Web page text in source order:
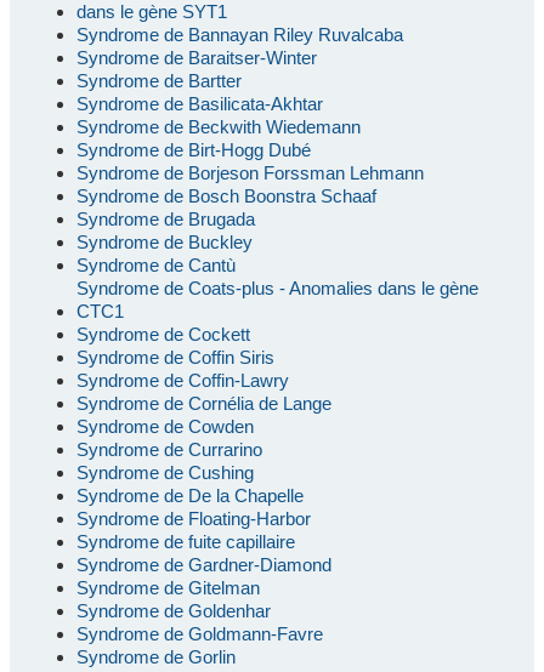
dans le gène SYT1
Syndrome de Bannayan Riley Ruvalcaba
Syndrome de Baraitser-Winter
Syndrome de Bartter
Syndrome de Basilicata-Akhtar
Syndrome de Beckwith Wiedemann
Syndrome de Birt-Hogg Dubé
Syndrome de Borjeson Forssman Lehmann
Syndrome de Bosch Boonstra Schaaf
Syndrome de Brugada
Syndrome de Buckley
Syndrome de Cantù
Syndrome de Coats-plus - Anomalies dans le gène
CTC1
Syndrome de Cockett
Syndrome de Coffin Siris
Syndrome de Coffin-Lawry
Syndrome de Cornélia de Lange
Syndrome de Cowden
Syndrome de Currarino
Syndrome de Cushing
Syndrome de De la Chapelle
Syndrome de Floating-Harbor
Syndrome de fuite capillaire
Syndrome de Gardner-Diamond
Syndrome de Gitelman
Syndrome de Goldenhar
Syndrome de Goldmann-Favre
Syndrome de Gorlin